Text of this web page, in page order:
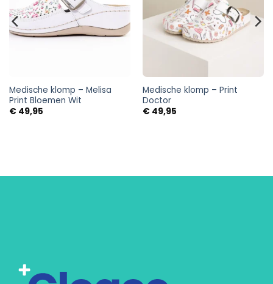
Medische klomp – Melisa
Print Bloemen Wit
€49,95
Medische klomp – Print
Doctor
€49,95